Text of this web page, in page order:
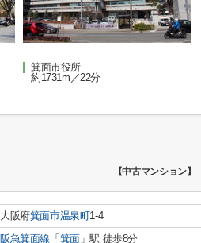
箕面市役所
約1731m／22分
【中古マンション】
大阪府箕面市温泉町1-4
阪急箕面線 「 箕面」駅 徒歩8分